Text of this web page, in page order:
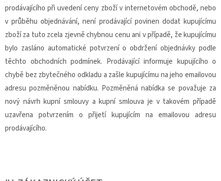
prodávajícího při uvedení ceny zboží v internetovém obchodě, nebo
v průběhu objednávání, není prodávající povinen dodat kupujícímu
zboží za tuto zcela zjevně chybnou cenu ani v případě, že kupujícímu
bylo zasláno automatické potvrzení o obdržení objednávky podle
těchto obchodních podmínek. Prodávající informuje kupujícího o
chybě bez zbytečného odkladu a zašle kupujícímu na jeho emailovou
adresu pozměněnou nabídku. Pozměněná nabídka se považuje za
nový návrh kupní smlouvy a kupní smlouva je v takovém případě
uzavřena potvrzením o přijetí kupujícím na emailovou adresu
prodávajícího.